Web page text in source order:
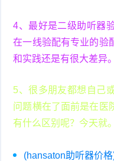
4、最好是二级助听器
在一线验配有专业的验
和实践还是有很大差异。
5、很多朋友都想自己
问题横在了面前是在医
有什么区别呢？今天就。
(hansaton助听器价